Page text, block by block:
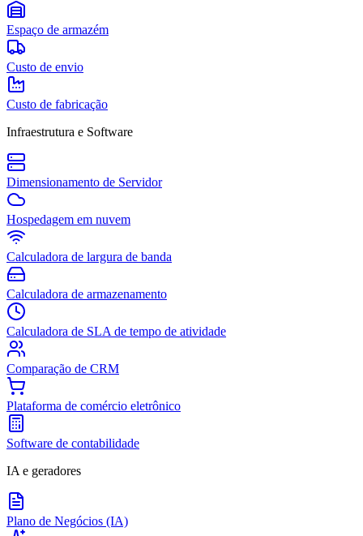
Espaço de armazém
Custo de envio
Custo de fabricação
Infraestrutura e Software
Dimensionamento de Servidor
Hospedagem em nuvem
Calculadora de largura de banda
Calculadora de armazenamento
Calculadora de SLA de tempo de atividade
Comparação de CRM
Plataforma de comércio eletrônico
Software de contabilidade
IA e geradores
Plano de Negócios (IA)